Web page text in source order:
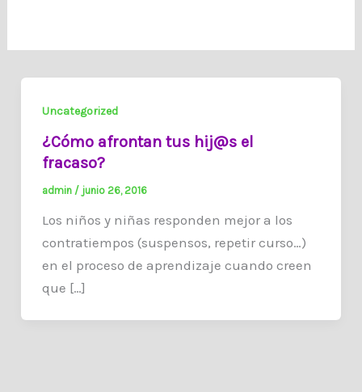
Uncategorized
¿Cómo afrontan tus hij@s el
fracaso?
admin / junio 26, 2016
Los niños y niñas responden mejor a los
contratiempos (suspensos, repetir curso…)
en el proceso de aprendizaje cuando creen
que […]